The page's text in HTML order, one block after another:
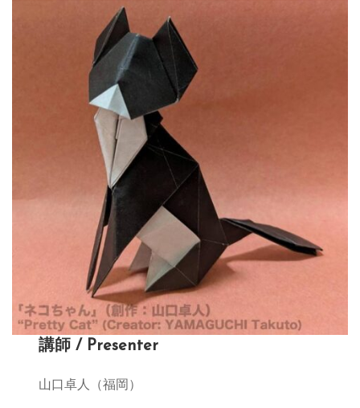
講師 / Presenter
山口卓人（福岡）